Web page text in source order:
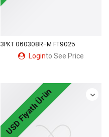
3PKT 060308R-M FT9025
Loginto See Price
USD Fiyatlı Ürün